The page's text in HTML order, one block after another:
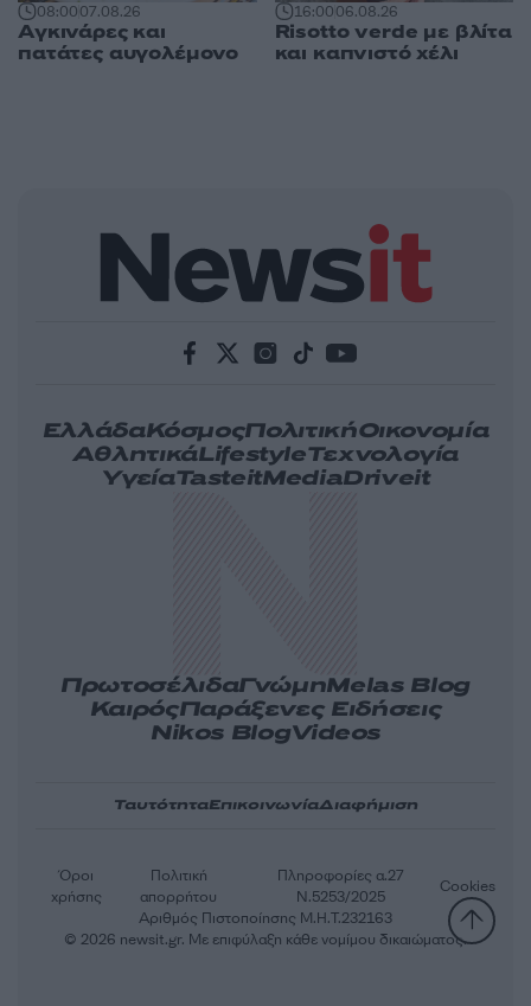
08:0007.08.26
Αγκινάρες και
πατάτες αυγολέμονο
16:0006.08.26
Risotto verde με βλίτα
και καπνιστό χέλι
ΕλλάδαΚόσμοςΠολιτικήΟικονομία
ΑθλητικάLifestyleΤεχνολογία
ΥγείαTasteitMediaDriveit
ΠρωτοσέλιδαΓνώμηMelas Blog
ΚαιρόςΠαράξενες Ειδήσεις
Nikos BlogVideos
ΤαυτότηταΕπικοινωνίαΔιαφήμιση
Αριθμός Πιστοποίησης Μ.Η.Τ.232163
Όροι
χρήσης
Πολιτική
απορρήτου
Πληροφορίες α.27
Ν.5253/2025
Cookies
© 2026 newsit.gr. Με επιφύλαξη κάθε νομίμου δικαιώματος.